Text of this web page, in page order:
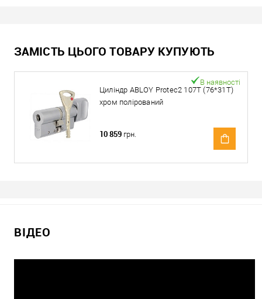
ЗАМІСТЬ ЦЬОГО ТОВАРУ КУПУЮТЬ
Циліндр ABLOY Protec2 107T (76*31T)
хром полірований
В наявності
10 859 грн.
ВІДЕО